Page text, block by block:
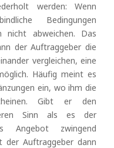
werden: Wenn
Bedingungen
nicht abweichen. Das
der Auftraggeber die
vergleichen, eine
Häufig meint es
ein, wo ihm die
Gibt er den
Sinn als es der
Angebot zwingend
der Auftraggeber dann